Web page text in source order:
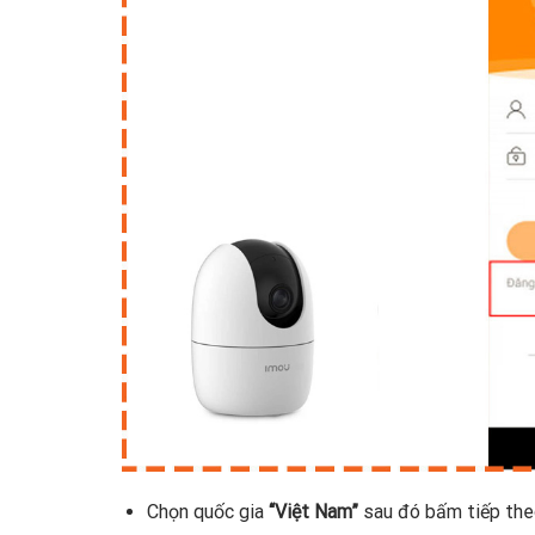
Chọn quốc gia “Việt Nam”sau đó bấm tiếp